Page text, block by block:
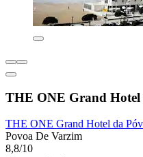
THE ONE Grand Hotel
THE ONE Grand Hotel da
Povoa De Varzim
8,8/10